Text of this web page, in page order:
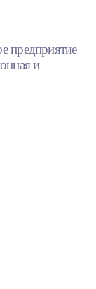
предприятие
и